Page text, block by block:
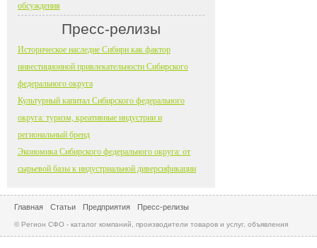
обсуждения
Пресс-релизы
Историческое наследие Сибири как фактор
инвестиционной привлекательности Сибирского
федерального округа
Культурный капитал Сибирского федерального
округа: туризм, креативные индустрии и
региональный бренд
Экономика Сибирского федерального округа: от
сырьевой базы к индустриальной диверсификации
Главная Статьи Предприятия Пресс-релизы
© Регион СФО - каталог компаний, производители товаров и услуг, объявления